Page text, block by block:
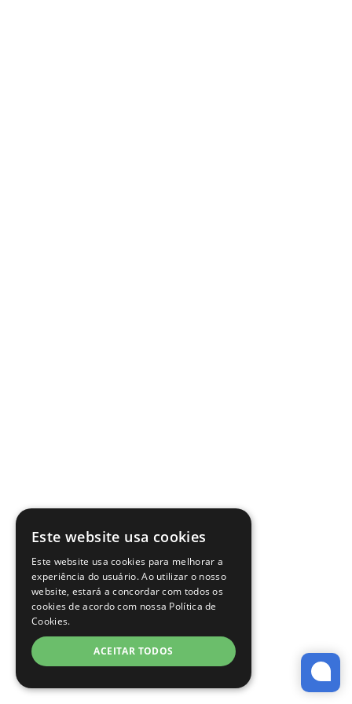
Este website usa cookies
Este website usa cookies para melhorar a
experiência do usuário. Ao utilizar o nosso
website, estará a concordar com todos os
cookies de acordo com nossa Política de
Cookies.
ACEITAR TODOS